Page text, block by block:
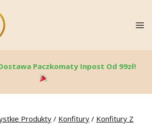
Paczkomaty Inpost Od 99zł!
Produkty / Konfitury / Konfitury Z